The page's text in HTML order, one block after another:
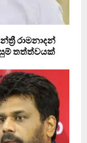
රාමනාදන්
තත්ත්වයක්